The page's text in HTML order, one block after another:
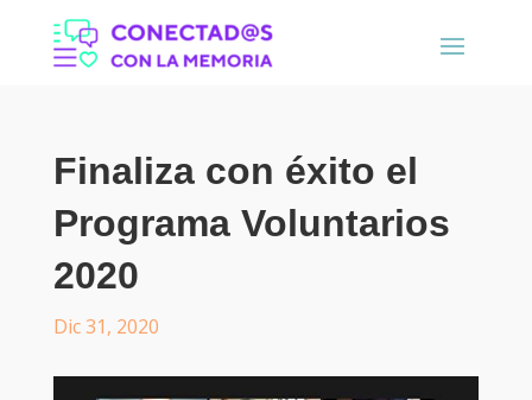
Finaliza con éxito el
Programa Voluntarios
2020
Dic 31, 2020